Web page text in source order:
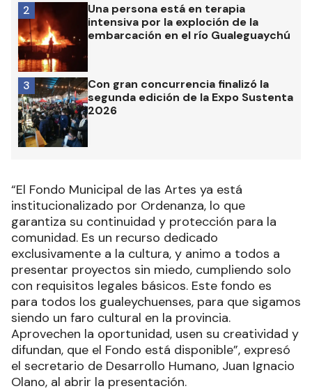
Una persona está en terapia
intensiva por la exploción de la
embarcación en el río Gualeguaychú
2
Con gran concurrencia finalizó la
segunda edición de la Expo Sustenta
2026
3
“El Fondo Municipal de las Artes ya está
institucionalizado por Ordenanza, lo que
garantiza su continuidad y protección para la
comunidad. Es un recurso dedicado
exclusivamente a la cultura, y animo a todos a
presentar proyectos sin miedo, cumpliendo solo
con requisitos legales básicos. Este fondo es
para todos los gualeychuenses, para que sigamos
siendo un faro cultural en la provincia.
Aprovechen la oportunidad, usen su creatividad y
difundan, que el Fondo está disponible”, expresó
el secretario de Desarrollo Humano, Juan Ignacio
Olano, al abrir la presentación.